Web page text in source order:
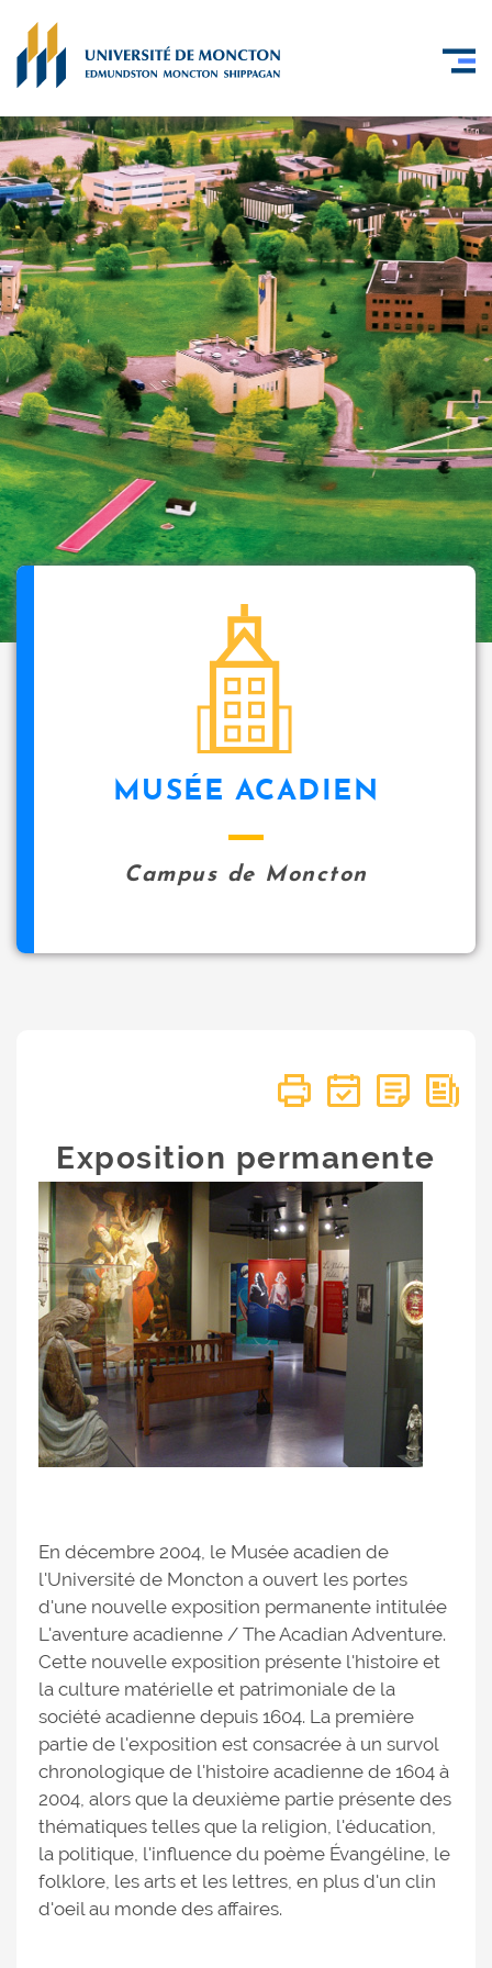
MUSÉE ACADIEN
Campus de Moncton
Exposition permanente
En décembre 2004, le Musée acadien de
l'Université de Moncton a ouvert les portes
d'une nouvelle exposition permanente intitulée
L'aventure acadienne / The Acadian Adventure.
Cette nouvelle exposition présente l'histoire et
la culture matérielle et patrimoniale de la
société acadienne depuis 1604. La première
partie de l'exposition est consacrée à un survol
chronologique de l'histoire acadienne de 1604 à
2004, alors que la deuxième partie présente des
thématiques telles que la religion, l'éducation,
la politique, l'influence du poème Évangéline, le
folklore, les arts et les lettres, en plus d'un clin
d'oeil au monde des affaires.